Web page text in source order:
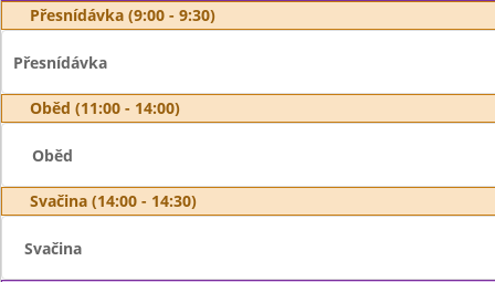
Přesnídávka (9:00 - 9:30)
Přesnídávka
Oběd (11:00 - 14:00)
Oběd
Svačina (14:00 - 14:30)
Svačina